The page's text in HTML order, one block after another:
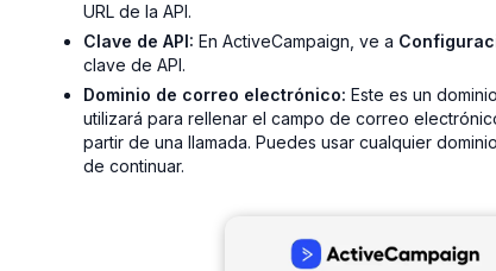
URL de la API.
Clave de API: En ActiveCampaign, ve a
clave de API.
Dominio de correo electrónico: Este es un
utilizará para rellenar el campo de correo
partir de una llamada. Puedes usar cualquier
de continuar.